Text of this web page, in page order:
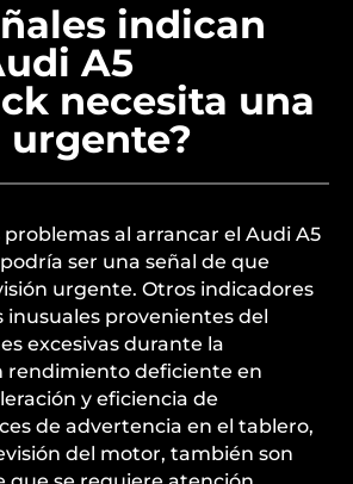
indican
A5
necesita una
urgente?
al arrancar el Audi A5
ser una señal de que
urgente. Otros indicadores
inusuales provenientes del
excesivas durante la
rendimiento deficiente en
y eficiencia de
de advertencia en el tablero,
del motor, también son